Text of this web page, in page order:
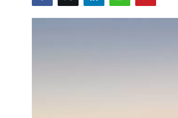
İkinci El & Alım-Satım